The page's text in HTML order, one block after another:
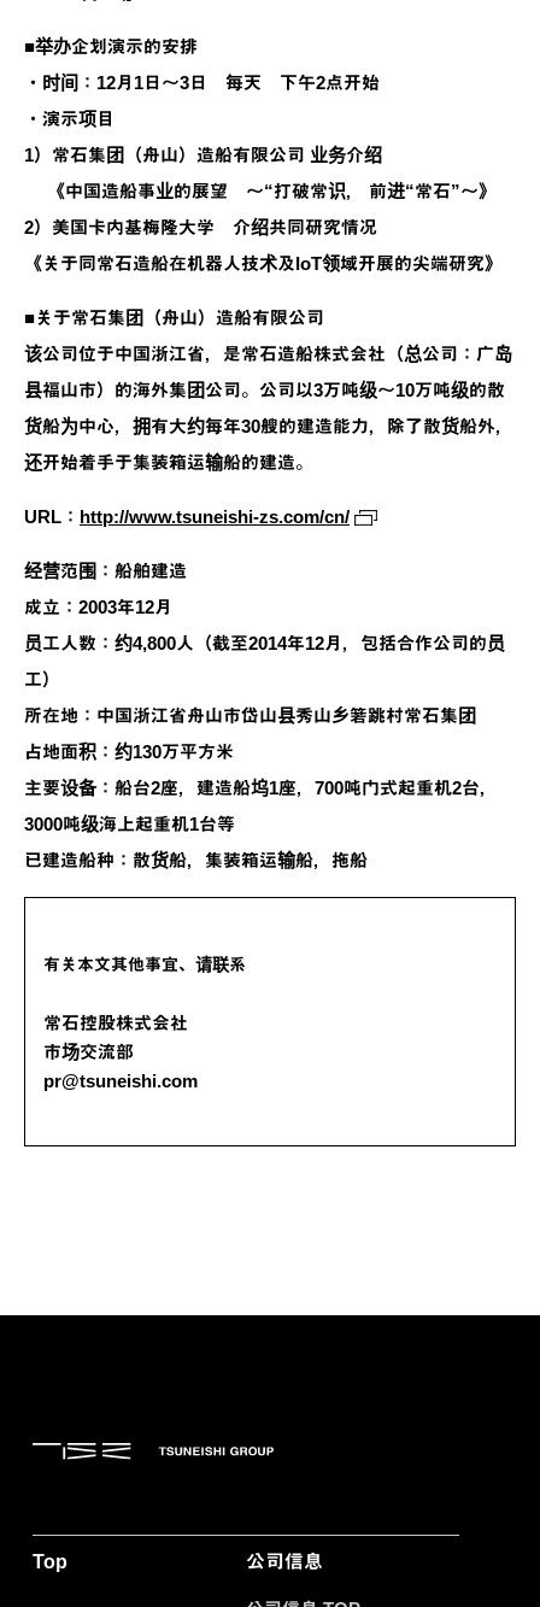
■举办企划演示的安排
・时间：12月1日～3日 每天 下午2点开始
・演示项目
1）常石集团（舟山）造船有限公司 业务介绍
《中国造船事业的展望 ～“打破常识， 前进“常石”～》
2）美国卡内基梅隆大学 介绍共同研究情况
《关于同常石造船在机器人技术及IoT领域开展的尖端研究》
■关于常石集团（舟山）造船有限公司
该公司位于中国浙江省，是常石造船株式会社（总公司：广岛
县福山市）的海外集团公司。公司以3万吨级～10万吨级的散
货船为中心，拥有大约每年30艘的建造能力，除了散货船外，
还开始着手于集装箱运输船的建造。
URL： http://www.tsuneishi-zs.com/cn/
经营范围：船舶建造
成立：2003年12月
员工人数：约4,800人（截至2014年12月，包括合作公司的员
工）
所在地：中国浙江省舟山市岱山县秀山乡箬跳村常石集团
占地面积：约130万平方米
主要设备：船台2座，建造船坞1座，700吨门式起重机2台，
3000吨级海上起重机1台等
已建造船种：散货船，集装箱运输船，拖船
有关本文其他事宜、请联系
常石控股株式会社
市场交流部
pr@tsuneishi.com
Top 公司信息